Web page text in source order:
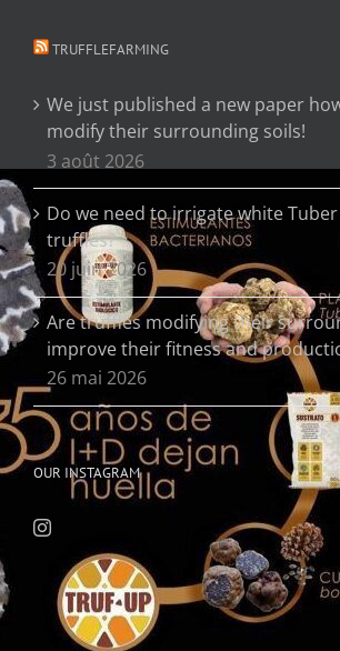
TRUFFLEFARMING
We just published a new paper
modify their surrounding soils!
3 août 2026
Do we need to irrigate white
truffles?
20 juin 2026
Are truffles modifying their
improve their fitness and
26 mai 2026
OUR INSTAGRAM